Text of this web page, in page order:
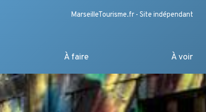
MarseilleTourisme.fr - Site indépendant
À faire À voir